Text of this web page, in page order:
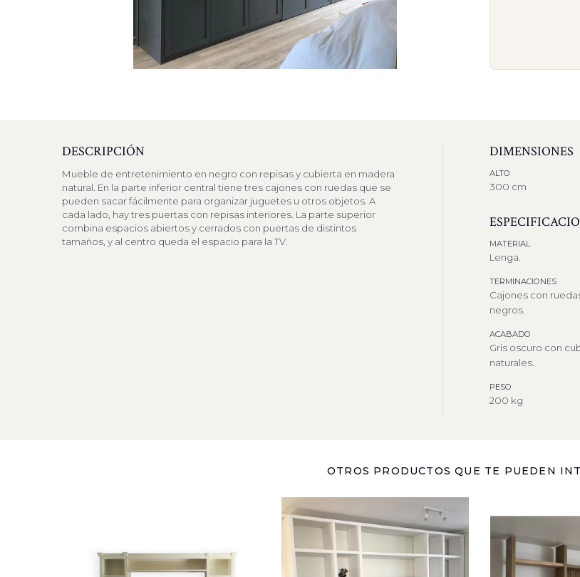
DESCRIPCIÓN
Mueble de entretenimiento en negro con repisas y cubierta en madera
natural. En la parte inferior central tiene tres cajones con ruedas que se
pueden sacar fácilmente para organizar juguetes u otros objetos. A
cada lado, hay tres puertas con repisas interiores. La parte superior
combina espacios abiertos y cerrados con puertas de distintos
tamaños, y al centro queda el espacio para la TV.
DIMENSIONES
ALTO
300 cm
MATERIAL
Lenga.
TERMINACIONES
Cajones con
negros.
ACABADO
Gris oscuro con
naturales.
PESO
200 kg
OTROS PRODUCTOS QUE TE PUEDEN